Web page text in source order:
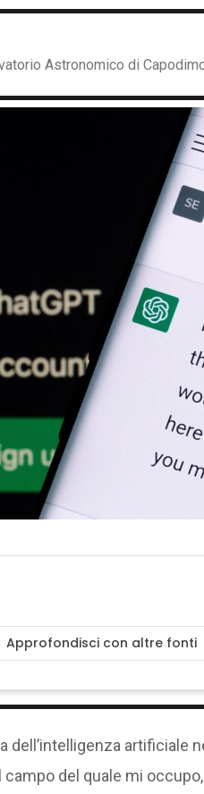
Astronomico di
Approfondisci con altre fonti
dell’intelligenza artificiale
campo del quale mi